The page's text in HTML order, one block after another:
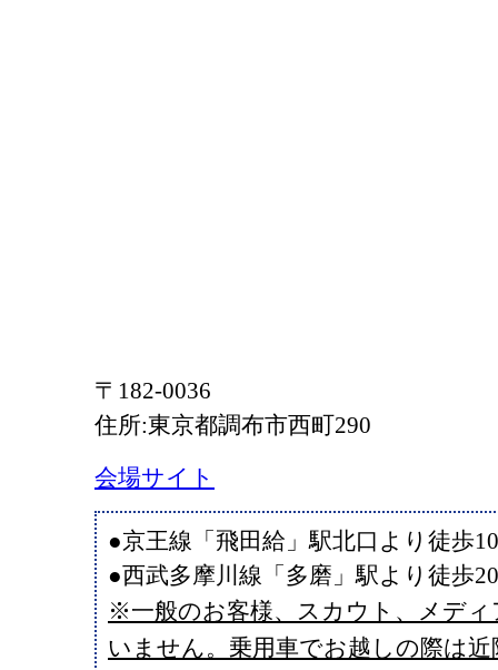
〒182-0036
住所:東京都調布市西町290
会場サイト
●京王線「飛田給」駅北口より徒歩
●西武多摩川線「多磨」駅より徒歩
※一般のお客様、スカウト、メデ
いません。乗用車でお越しの際は